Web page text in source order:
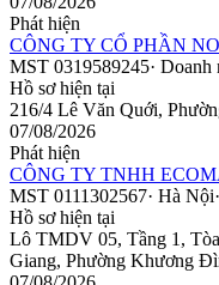
Phát hiện
CÔNG TY CỔ PHẦN
MST 0319589245· Doanh
Hồ sơ hiện tại
216/4 Lê Văn Quới,
07/08/2026
Phát hiện
CÔNG TY TNHH
MST 0111302567· Hà Nội·
Hồ sơ hiện tại
Lô TMDV 05, Tầng 1,
Giang, Phường Khương